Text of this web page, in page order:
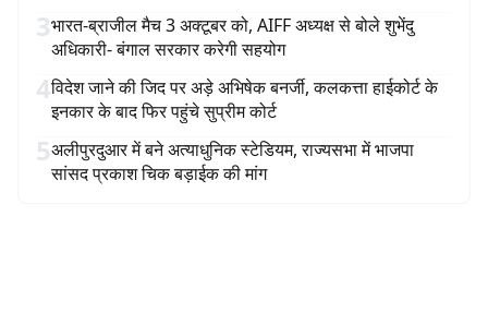
3भारत-ब्राजील मैच 3 अक्टूबर को, AIFF अध्यक्ष से बोले शुभेंदु
अधिकारी- बंगाल सरकार करेगी सहयोग
4विदेश जाने की जिद पर अड़े अभिषेक बनर्जी, कलकत्ता हाईकोर्ट के
इनकार के बाद फिर पहुंचे सुप्रीम कोर्ट
5अलीपुरदुआर में बने अत्याधुनिक स्टेडियम, राज्यसभा में भाजपा
सांसद प्रकाश चिक बड़ाईक की मांग